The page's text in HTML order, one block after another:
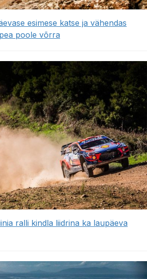
esimese katse ja vähendas
poole võrra
ralli kindla liidrina ka laupäeva